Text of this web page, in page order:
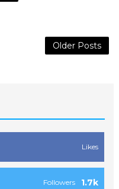
Older Posts
Likes
1.7k
Followers